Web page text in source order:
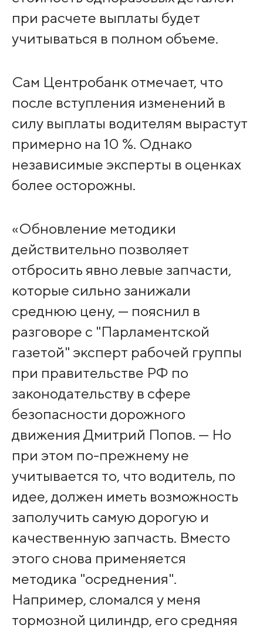
при расчете выплаты будет
учитываться в полном объеме.
Сам Центробанк отмечает, что
после вступления изменений в
силу выплаты водителям вырастут
примерно на 10 %. Однако
независимые эксперты в оценках
более осторожны.
«Обновление методики
действительно позволяет
отбросить явно левые запчасти,
которые сильно занижали
среднюю цену, — пояснил в
разговоре с "Парламентской
газетой" эксперт рабочей группы
при правительстве РФ по
законодательству в сфере
безопасности дорожного
движения Дмитрий Попов. — Но
при этом по-прежнему не
учитывается то, что водитель, по
идее, должен иметь возможность
заполучить самую дорогую и
качественную запчасть. Вместо
этого снова применяется
методика "осреднения".
Например, сломался у меня
тормозной цилиндр, его средняя